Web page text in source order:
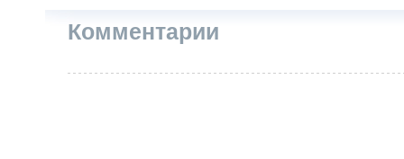
Комментарии